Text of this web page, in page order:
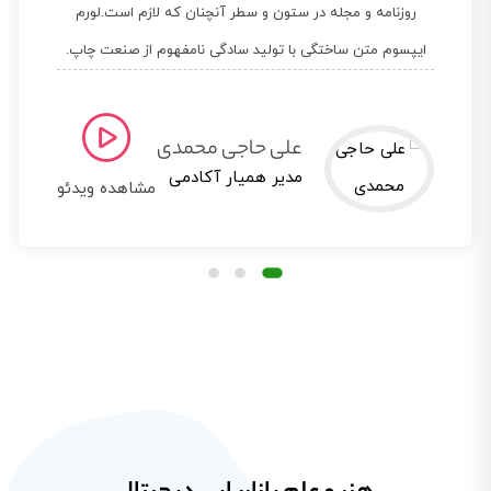
روزنامه و مجله در ستون و سطر آنچنان که لازم است.لورم
ایپسوم متن ساختگی با تولید سادگی نامفهوم از صنعت چاپ.
بیتا جیحون
مدیر خوشحالی جات مشاهده ویدئو